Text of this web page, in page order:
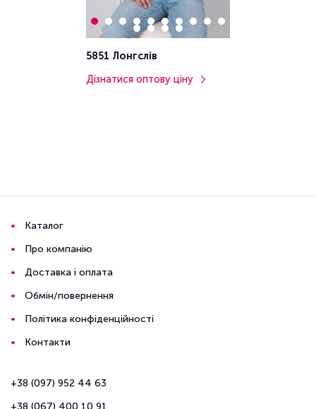
5851 Лонгслів
Дізнатися оптову ціну
Каталог
Про компанію
Доставка і оплата
Обмін/повернення
Політика конфіденційності
Контакти
+38 (097) 952 44 63
+38 (067) 400 10 91